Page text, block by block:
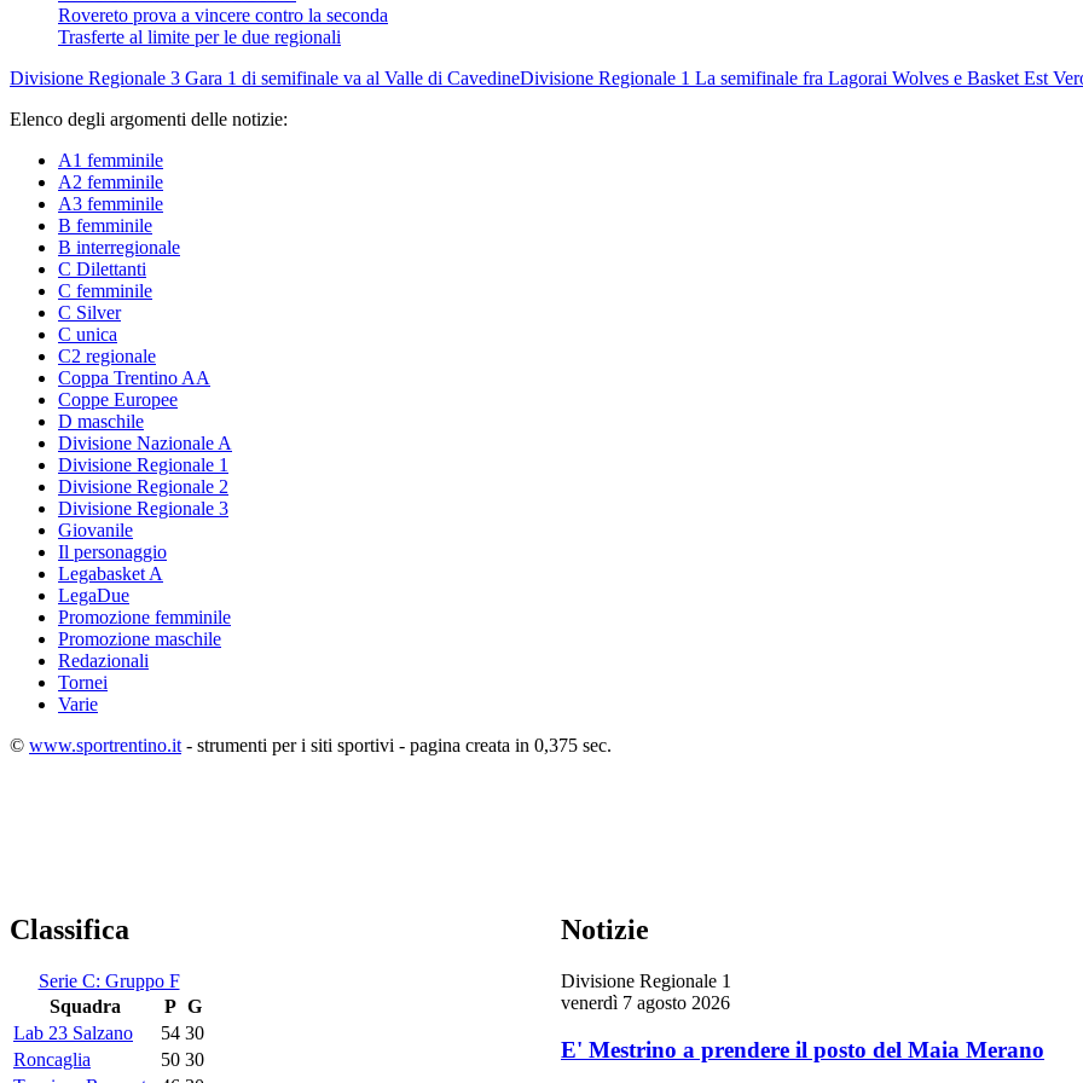
Rovereto prova a vincere contro la seconda
Trasferte al limite per le due regionali
Divisione Regionale 3 Gara 1 di semifinale va al Valle di CavedineDivisione Regionale 1 La semifinale fra Lagorai Wolves e Basket Est
Elenco degli argomenti delle notizie:
A1 femminile
A2 femminile
A3 femminile
B femminile
B interregionale
C Dilettanti
C femminile
C Silver
C unica
C2 regionale
Coppa Trentino AA
Coppe Europee
D maschile
Divisione Nazionale A
Divisione Regionale 1
Divisione Regionale 2
Divisione Regionale 3
Giovanile
Il personaggio
Legabasket A
LegaDue
Promozione femminile
Promozione maschile
Redazionali
Tornei
Varie
© www.sportrentino.it - strumenti per i siti sportivi - pagina creata in 0,375 sec.
Classifica
Serie C: Gruppo F
Squadra
P G
Lab 23 Salzano
54 30
Roncaglia
50 30
Notizie
Divisione Regionale 1
venerdì 7 agosto 2026
E' Mestrino a prendere il posto del Maia Merano